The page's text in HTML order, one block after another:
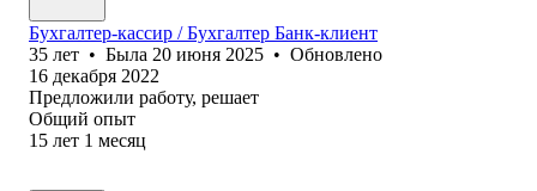
Бухгалтер-кассир / Бухгалтер Банк-клиент
35 лет • Была 20 июня 2025 • Обновлено
16 декабря 2022
Предложили работу, решает
Общий опыт
15 лет 1 месяц